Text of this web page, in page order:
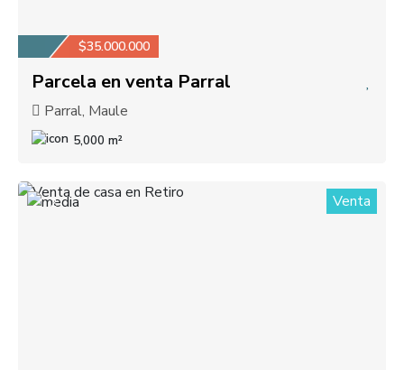
$35.000.000
Parcela en venta Parral
Parral, Maule
5,000 m²
2 Venta